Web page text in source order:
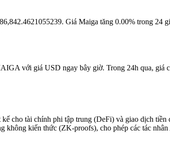
Giá Maiga tăng 0.00% trong
với giá USD ngay bây giờ. Trong 24h qua,
cho tài chính phi tập trung (DeFi) và giao dịch
kiến thức (ZK-proofs), cho phép các tác